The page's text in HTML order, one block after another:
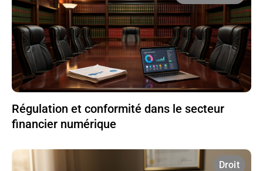
Régulation et conformité dans le secteur
financier numérique
Droit